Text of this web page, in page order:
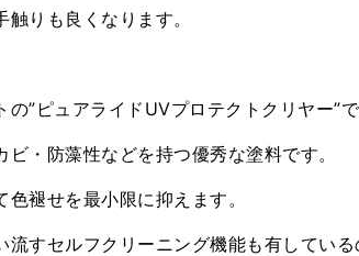
りも良くなります。
”ピュアライドUVプロテクトクリヤー”で
・防藻性などを持つ優秀な塗料です。
褪せを最小限に抑えます。
流すセルフクリーニング機能も有してい